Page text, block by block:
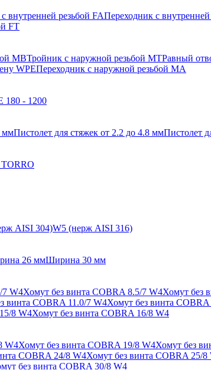
внутренней резьбой FAПереходник с
FT
MBТройник с наружной резьбой MTРавный
WPEПереходник с наружной резьбой MA
180 - 1200
ммПистолет для стяжек от 2.2 до 4.8 ммПистолет
AISI 304)W5 (нерж AISI 316)
26 ммШирина 30 мм
7 W4Хомут без винта COBRA 8.5/7 W4Хомут без
винта COBRA 11.0/7 W4Хомут без винта
8 W4Хомут без винта COBRA 16/8 W4
W4Хомут без винта COBRA 19/8 W4Хомут без
COBRA 24/8 W4Хомут без винта COBRA 25/8
без винта COBRA 30/8 W4